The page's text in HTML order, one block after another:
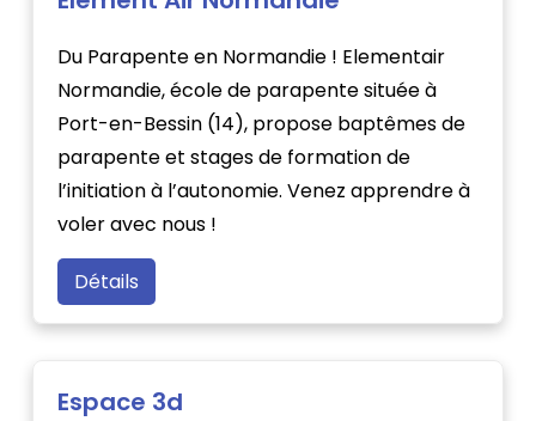
Du Parapente en Normandie ! Elementair
Normandie, école de parapente située à
Port-en-Bessin (14), propose baptêmes de
parapente et stages de formation de
l’initiation à l’autonomie. Venez apprendre à
voler avec nous !
Détails
Espace 3d